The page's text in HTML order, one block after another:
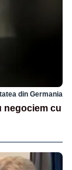
din Germania
negociem cu